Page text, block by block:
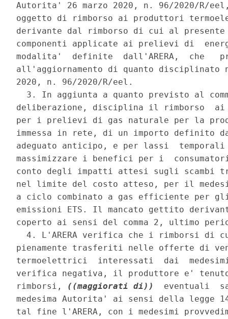
Autorita' 26 marzo 2020, n. 96/2020/R/
oggetto di rimborso ai produttori
derivante dal rimborso di cui al presente
componenti applicate ai prelievi di
modalita'  definite  dall'ARERA,  che
all'aggiornamento di quanto disciplinato
2020, n. 96/2020/R/eel.
3. In aggiunta a quanto previsto al
deliberazione, disciplina il rimborso
per i prelievi di gas naturale per la
immessa in rete, di un importo definito
adeguato anticipo, e per lassi
massimizzare i benefici per i
conto degli impatti attesi sugli scambi
nel limite del costo atteso, per il
a ciclo combinato a gas efficiente per
emissioni ETS. Il mancato gettito
coperto ai sensi del comma 2, ultimo
4. L'ARERA verifica che i rimborsi di
pienamente trasferiti nelle offerte di
termoelettrici  interessati  dai
verifica negativa, il produttore e'
rimborsi, ((maggiorati di))
eventuali
medesima Autorita' ai sensi della legge
tal fine l'ARERA, con i medesimi